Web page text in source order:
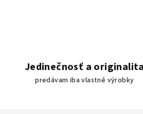
Jedinečnosť a originalita
predávam iba vlastné výrobky